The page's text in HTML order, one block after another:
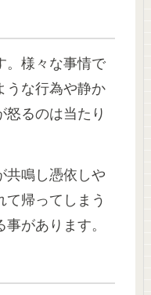
。様々な事情で
うな行為や静か
るのは当たり
共鳴し憑依しや
帰ってしまう
があります。